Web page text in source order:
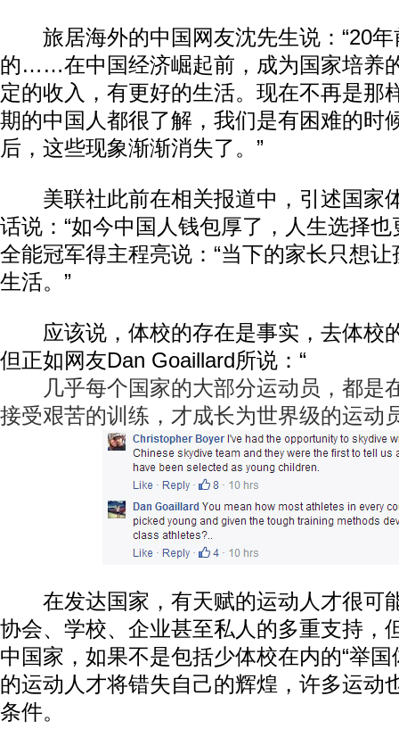
旅居海外的中国网友沈先生说：“20年
的……在中国经济崛起前，成为国家培养
定的收入，有更好的生活。现在不再是那
期的中国人都很了解，我们是有困难的时
后，这些现象渐渐消失了。”
美联社此前在相关报道中，引述国家
话说：“如今中国人钱包厚了，人生选择也
全能冠军得主程亮说：“当下的家长只想
生活。”
应该说，体校的存在是事实，去体校
但正如网友Dan Goaillard所说：“
几乎每个国家的大部分运动员，都是
接受艰苦的训练，才成长为世界级的运动
在发达国家，有天赋的运动人才很可
协会、学校、企业甚至私人的多重支持，
中国家，如果不是包括少体校在内的“举国
的运动人才将错失自己的辉煌，许多运动
条件。